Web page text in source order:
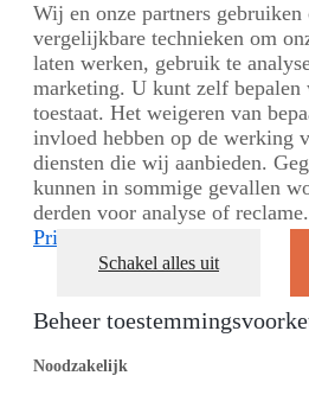
Wij en onze partners gebruiken
vergelijkbare technieken om
laten werken, gebruik te
marketing. U kunt zelf bepalen
toestaat. Het weigeren van
invloed hebben op de werking
diensten die wij aanbieden.
kunnen in sommige gevallen
derden voor analyse of reclame.
Privacybeleid
Schakel alles uit
Beheer
Noodzakelijk